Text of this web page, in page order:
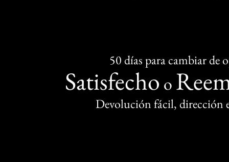
50 días para cambiar de
Satisfecho o
Devolución fácil, dirección